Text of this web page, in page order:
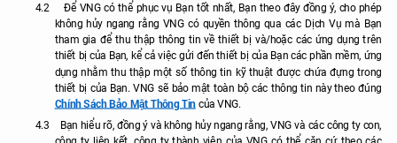
4.2
Để VNG có thể phục vụ Bạn tốt nhất, Bạn theo đây đồng ý, cho phép
không hủy ngang rằng VNG có quyền thông qua các Dịch Vụ mà Bạn
tham gia để thu thập thông tin về thiết bị và/hoặc các ứng dụng trên
thiết bị của Bạn, kể cả việc gửi đến thiết bị của Bạn các phần mềm, ứng
dụng nhằm thu thập một số thông tin kỹ thuật được chứa đựng trong
thiết bị của Bạn. VNG sẽ bảo mật toàn bộ các thông tin này theo đúng
Chính Sách Bảo Mật Thông Tincủa VNG.
4.3
Bạn hiểu rõ, đồng ý và không hủy ngang rằng, VNG và các công ty con,